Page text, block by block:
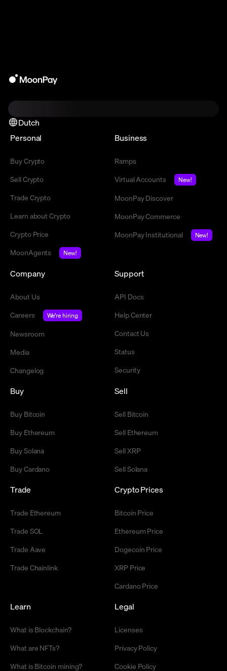
Dutch
Personal
Buy Crypto
Sell Crypto
Trade Crypto
Learn about Crypto
Crypto Price
MoonAgents
New!
Business
Ramps
Virtual Accounts
New!
MoonPay Discover
MoonPay Commerce
MoonPay Institutional
New!
Company
About Us
Careers
We're hiring
Newsroom
Media
Changelog
Support
API Docs
Help Center
Contact Us
Status
Security
Buy
Buy Bitcoin
Buy Ethereum
Buy Solana
Buy Cardano
Sell
Sell Bitcoin
Sell Ethereum
Sell XRP
Sell Solana
Trade
Trade Ethereum
Trade SOL
Trade Aave
Trade Chainlink
Crypto Prices
Bitcoin Price
Ethereum Price
Dogecoin Price
XRP Price
Cardano Price
Learn
What is Blockchain?
What are NFTs?
What is Bitcoin mining?
Legal
Licenses
Privacy Policy
Cookie Policy